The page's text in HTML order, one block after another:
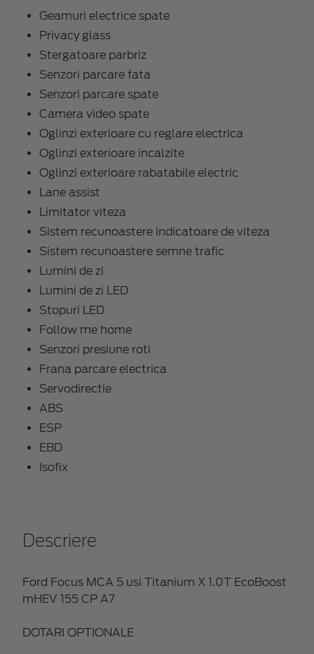
Geamuri electrice spate
Privacy glass
Stergatoare parbriz
Senzori parcare fata
Senzori parcare spate
Camera video spate
Oglinzi exterioare cu reglare electrica
Oglinzi exterioare incalzite
Oglinzi exterioare rabatabile electric
Lane assist
Limitator viteza
Sistem recunoastere indicatoare de viteza
Sistem recunoastere semne trafic
Lumini de zi
Lumini de zi LED
Stopuri LED
Follow me home
Senzori presiune roti
Frana parcare electrica
Servodirectie
ABS
ESP
EBD
Isofix
Descriere
Ford Focus MCA 5 usi Titanium X 1.0T EcoBoost
mHEV 155 CP A7
DOTARI OPTIONALE